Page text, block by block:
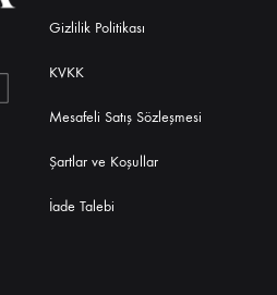
Gizlilik Politikası
KVKK
Mesafeli Satış Sözleşmesi
Şartlar ve Koşullar
İade Talebi